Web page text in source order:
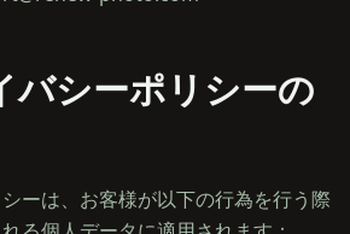
バシーポリシーの
ーは、お客様が以下の行為を行う際